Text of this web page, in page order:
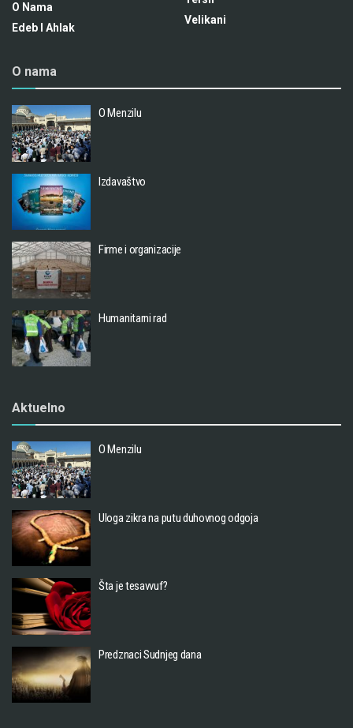
O Nama
Edeb I Ahlak
Velikani
O nama
O Menzilu
Izdavaštvo
Firme i organizacije
Humanitarni rad
Aktuelno
O Menzilu
Uloga zikra na putu duhovnog odgoja
Šta je tesavvuf?
Predznaci Sudnjeg dana